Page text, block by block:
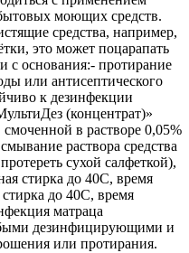
моющих средств.
средства, например,
это может поцарапать
с основания:- протирание
или антисептического
к дезинфекции
(концентрат)»
в растворе 0,05%
раствора средства
сухой салфеткой),
стирка до 40С, время
до 40С, время
матраца
дезинфицирующими и
или протирания.